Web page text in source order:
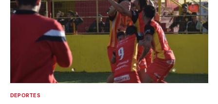
DEPORTES